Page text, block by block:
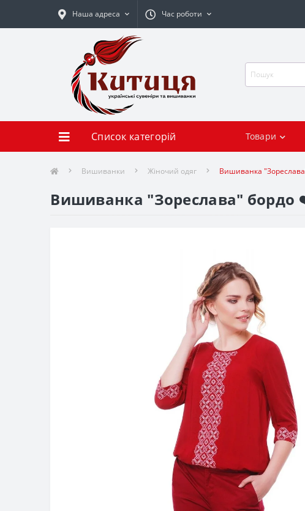
Наша адреса Час роботи
Список категорій Товари
Вишиванки Жіночий одяг Вишиванка
Вишиванка "Зореслава" бордо